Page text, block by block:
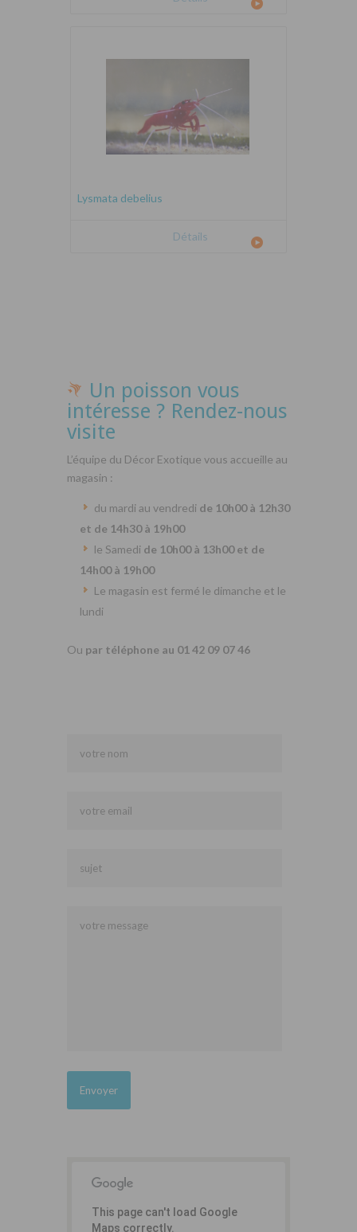
Lysmata debelius
Détails
Un poisson vous
intéresse ? Rendez-nous
visite
L’équipe du Décor Exotique vous accueille au
magasin :
du mardi au vendredi de 10h00 à 12h30
et de 14h30 à 19h00
le Samedi de 10h00 à 13h00 et de
14h00 à 19h00
Le magasin est fermé le dimanche et le
lundi
Ou par téléphone au 01 42 09 07 46
This page can't load Google
Maps correctly.